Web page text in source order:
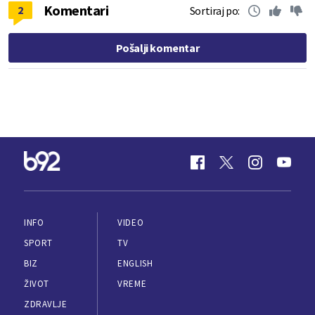
2 Komentari Sortiraj po:
Pošalji komentar
INFO
SPORT
BIZ
ŽIVOT
ZDRAVLJE
VIDEO
TV
ENGLISH
VREME